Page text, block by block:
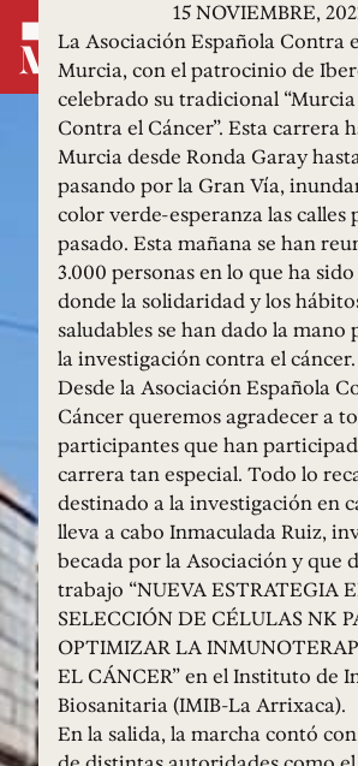
15 NOVIEMBRE,
La Asociación Española Contra
Murcia, con el patrocinio de
celebrado su tradicional
Contra el Cáncer”. Esta carrera
Murcia desde Ronda Garay
pasando por la Gran Vía,
color verde-esperanza las calles
pasado. Esta mañana se han
3.000 personas en lo que ha
donde la solidaridad y los
saludables se han dado la mano
la investigación contra el cáncer.
Desde la Asociación Española
Cáncer queremos agradecer a
participantes que han
carrera tan especial. Todo lo
destinado a la investigación en
lleva a cabo Inmaculada Ruiz,
becada por la Asociación y que
trabajo “NUEVA ESTRATEGIA
SELECCIÓN DE CÉLULAS NK
OPTIMIZAR LA
EL CÁNCER” en el Instituto de
Biosanitaria (IMIB-La Arrixaca).
En la salida, la marcha contó